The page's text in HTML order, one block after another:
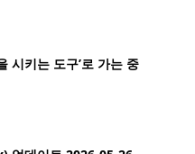
시키는 도구’로 가는 중